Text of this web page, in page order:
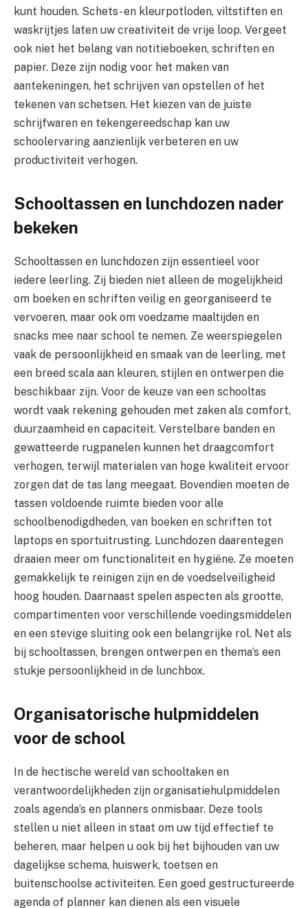
kunt houden. Schets- en kleurpotloden, viltstiften en
waskrijtjes laten uw creativiteit de vrije loop. Vergeet
ook niet het belang van notitieboeken, schriften en
papier. Deze zijn nodig voor het maken van
aantekeningen, het schrijven van opstellen of het
tekenen van schetsen. Het kiezen van de juiste
schrijfwaren en tekengereedschap kan uw
schoolervaring aanzienlijk verbeteren en uw
productiviteit verhogen.
Schooltassen en lunchdozen nader
bekeken
Schooltassen en lunchdozen zijn essentieel voor
iedere leerling. Zij bieden niet alleen de mogelijkheid
om boeken en schriften veilig en georganiseerd te
vervoeren, maar ook om voedzame maaltijden en
snacks mee naar school te nemen. Ze weerspiegelen
vaak de persoonlijkheid en smaak van de leerling, met
een breed scala aan kleuren, stijlen en ontwerpen die
beschikbaar zijn. Voor de keuze van een schooltas
wordt vaak rekening gehouden met zaken als comfort,
duurzaamheid en capaciteit. Verstelbare banden en
gewatteerde rugpanelen kunnen het draagcomfort
verhogen, terwijl materialen van hoge kwaliteit ervoor
zorgen dat de tas lang meegaat. Bovendien moeten de
tassen voldoende ruimte bieden voor alle
schoolbenodigdheden, van boeken en schriften tot
laptops en sportuitrusting. Lunchdozen daarentegen
draaien meer om functionaliteit en hygiëne. Ze moeten
gemakkelijk te reinigen zijn en de voedselveiligheid
hoog houden. Daarnaast spelen aspecten als grootte,
compartimenten voor verschillende voedingsmiddelen
en een stevige sluiting ook een belangrijke rol. Net als
bij schooltassen, brengen ontwerpen en thema’s een
stukje persoonlijkheid in de lunchbox.
Organisatorische hulpmiddelen
voor de school
In de hectische wereld van schooltaken en
verantwoordelijkheden zijn organisatiehulpmiddelen
zoals agenda’s en planners onmisbaar. Deze tools
stellen u niet alleen in staat om uw tijd effectief te
beheren, maar helpen u ook bij het bijhouden van uw
dagelijkse schema, huiswerk, toetsen en
buitenschoolse activiteiten. Een goed gestructureerde
agenda of planner kan dienen als een visuele